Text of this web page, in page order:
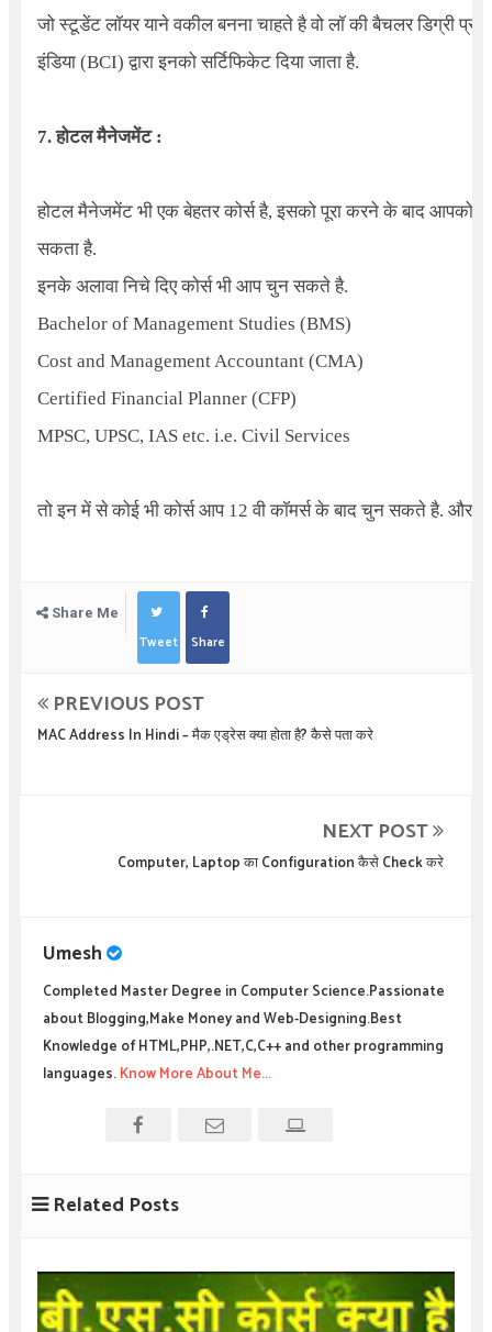
जो स्टूडेंट लॉयर याने वकील बनना चाहते है वो लॉ की बैचलर डिग्री
इंडिया (BCI) द्वारा इनको सर्टिफिकेट दिया जाता है.
7. होटल मैनेजमेंट :
होटल मैनेजमेंट भी एक बेहतर कोर्स है, इसको पूरा करने के बाद आपको
सकता है.
इनके अलावा निचे दिए कोर्स भी आप चुन सकते है.
Bachelor of Management Studies (BMS)
Cost and Management Accountant (CMA)
Certified Financial Planner (CFP)
MPSC, UPSC, IAS etc. i.e. Civil Services
तो इन में से कोई भी कोर्स आप 12 वी कॉमर्स के बाद चुन सकते है. और
Share Me
Tweet Share
PREVIOUS POST
MAC Address In Hindi – मैक एड्रेस क्या होता है? कैसे पता करे
NEXT POST
Computer, Laptop का Configuration कैसे Check करे
Umesh
Completed Master Degree in Computer Science.Passionate
about Blogging,Make Money and Web-Designing.Best
Knowledge of HTML,PHP,.NET,C,C++ and other programming
languages.Know More About Me...
Related Posts